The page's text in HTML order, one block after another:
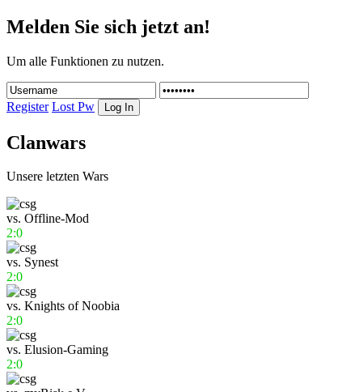
Melden Sie sich jetzt an!
Um alle Funktionen zu nutzen.
Register Lost Pw
Clanwars
Unsere letzten Wars
vs. Offline-Mod
2:0
vs. Synest
2:0
vs. Knights of Noobia
2:0
vs. Elusion-Gaming
2:0